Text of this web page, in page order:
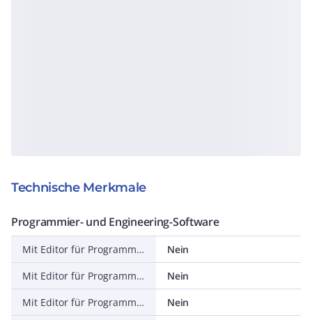
Technische Merkmale
Programmier- und Engineering-Software
Mit Editor für Programmiersprache AWL (Anweisungsliste)
Nein
Mit Editor für Programmiersprache KOP (Kontaktplan)
Nein
Mit Editor für Programmiersprache FUP (Funktionsplan)
Nein